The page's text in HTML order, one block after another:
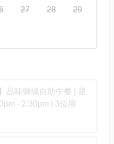
27 28 29
品味獅城自助午餐 | 星
- 2:30pm | 3位用